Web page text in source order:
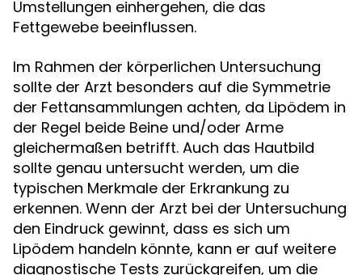
Umstellungen einhergehen, die das
Fettgewebe beeinflussen.
Im Rahmen der körperlichen Untersuchung
sollte der Arzt besonders auf die Symmetrie
der Fettansammlungen achten, da Lipödem in
der Regel beide Beine und/oder Arme
gleichermaßen betrifft. Auch das Hautbild
sollte genau untersucht werden, um die
typischen Merkmale der Erkrankung zu
erkennen. Wenn der Arzt bei der Untersuchung
den Eindruck gewinnt, dass es sich um
Lipödem handeln könnte, kann er auf weitere
diagnostische Tests zurückgreifen, um die